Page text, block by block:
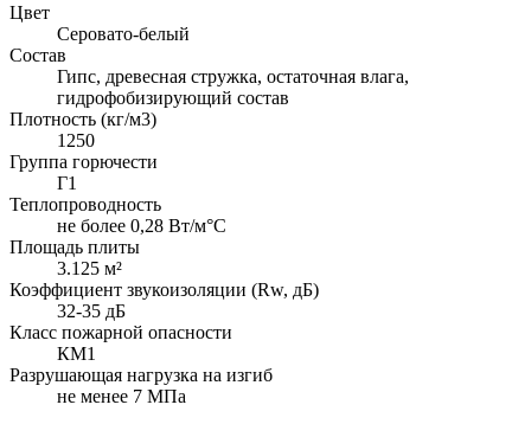
Цвет
Серовато-белый
Состав
Гипс, древесная стружка, остаточная влага,
гидрофобизирующий состав
Плотность (кг/м3)
1250
Группа горючести
Г1
Теплопроводность
не более 0,28 Вт/м°С
Площадь плиты
3.125 м²
Коэффициент звукоизоляции (Rw, дБ)
32-35 дБ
Класс пожарной опасности
КМ1
Разрушающая нагрузка на изгиб
не менее 7 МПа